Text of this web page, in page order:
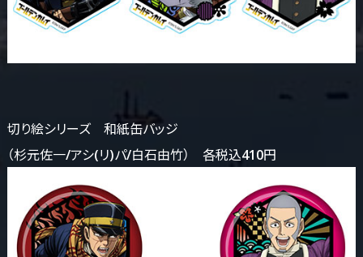
切り絵シリーズ 和紙缶バッジ
（杉元佐一/アシ(リ)パ/白石由竹） 各税込410円